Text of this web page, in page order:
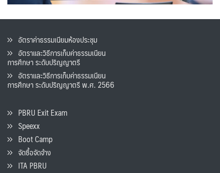
อัตราค่าธรรมเนียมห้องประชุม
อัตราและวิธีการเก็บค่าธรรมเนียน
การศึกษา ระดับปริญญาตรี
อัตราและวิธีการเก็บค่าธรรมเนียน
การศึกษา ระดับปริญญาตรี พ.ศ. 2566
PBRU Exit Exam
Speexx
Boot Camp
จัดซื้อจัดจ้าง
ITA PBRU